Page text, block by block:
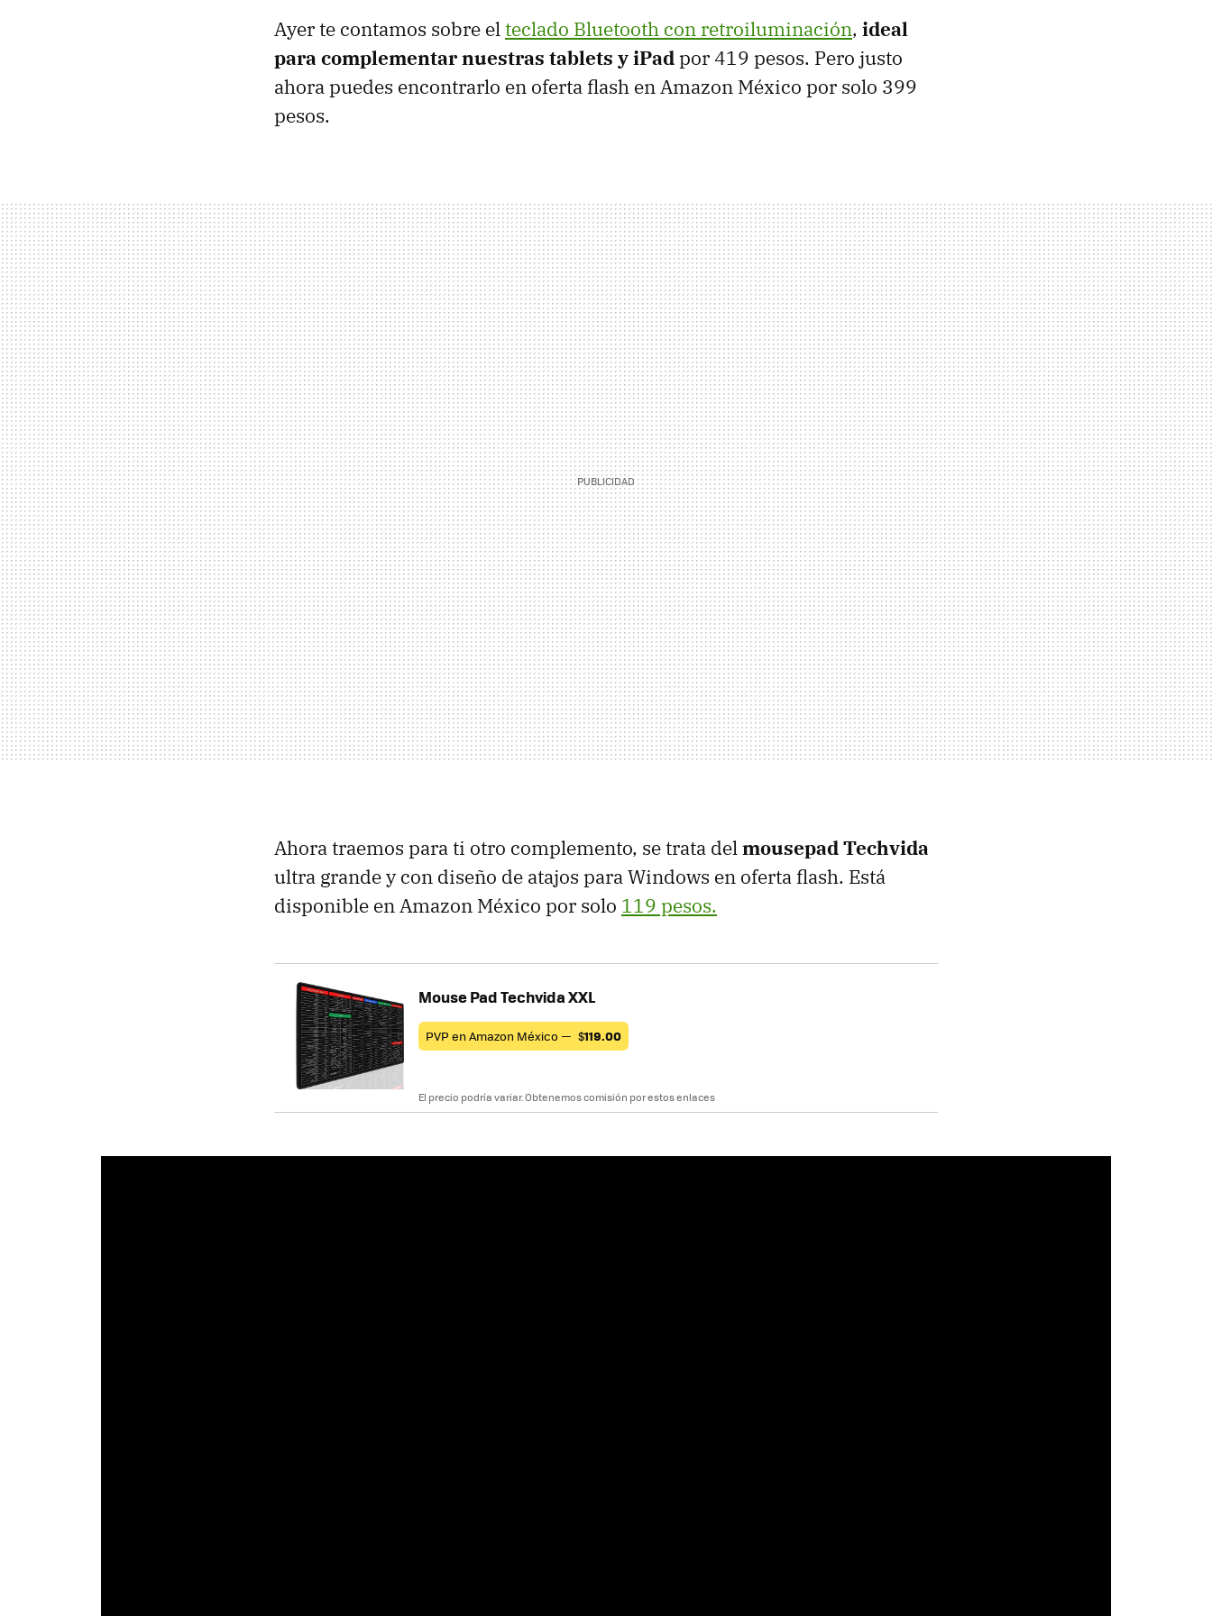
Ayer te contamos sobre elteclado Bluetooth con retroiluminación, ideal
para complementar nuestras tablets y iPadpor 419 pesos. Pero justo
ahora puedes encontrarlo en oferta flash en Amazon México por solo 399
pesos.
Ahora traemos para ti otro complemento, se trata delmousepad Techvida
ultra grande y con diseño de atajos para Windows en oferta flash. Está
disponible en Amazon México por solo 119 pesos.
Mouse Pad Techvida XXL
PVP en Amazon México — $119.00
El precio podría variar. Obtenemos comisión por estos enlaces